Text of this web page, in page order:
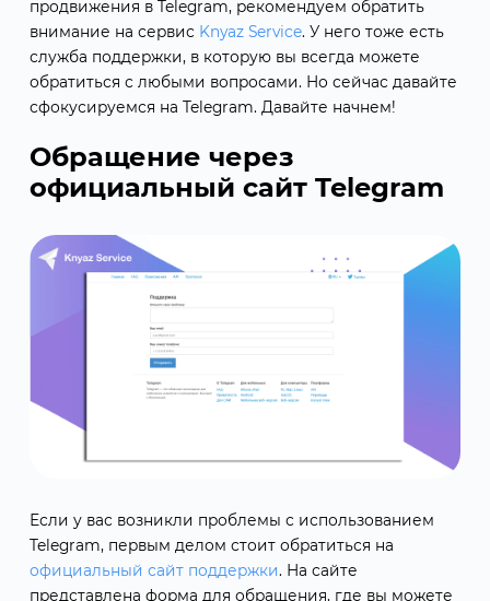
продвижения в Telegram, рекомендуем обратить
внимание на сервис Knyaz Service. У него тоже есть
служба поддержки, в которую вы всегда можете
обратиться с любыми вопросами. Но сейчас давайте
сфокусируемся на Telegram. Давайте начнем!
Обращение через
официальный сайт Telegram
Если у вас возникли проблемы с использованием
Telegram, первым делом стоит обратиться на
официальный сайт поддержки. На сайте
представлена форма для обращения, где вы можете